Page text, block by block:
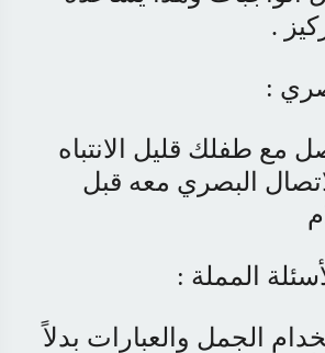
.
مع طفلك قليل الانتباه
البصري معه قبل
الجمل والعبارات بدلاً